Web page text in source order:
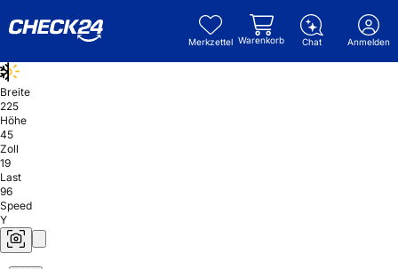
Merkzettel Warenkorb Chat Anmelden
Breite
225
Höhe
45
Zoll
19
Last
96
Speed
Y